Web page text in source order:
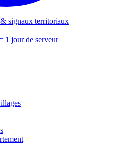
signaux territoriaux
1 jour de serveur